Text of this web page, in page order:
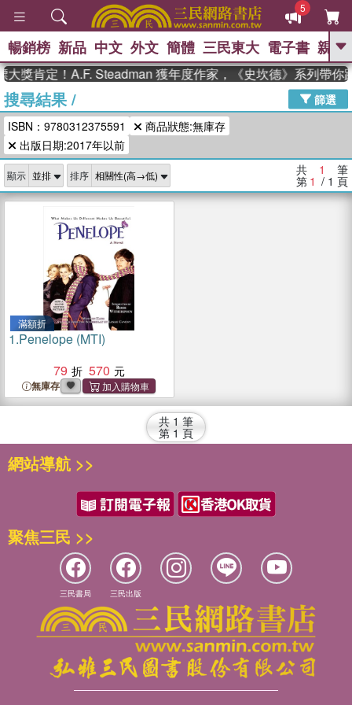
5
GO
高希均教授回憶錄
、 The Odyssey 、 父親節 、 花開錦
繡 、 暑期推薦
、 偉大的迷走神經 、 如果歷史是一
群喵
暢銷榜 新品 中文 外文 簡體 三民東大 電子書 親子
獎肯定！A.F. Steadman 獲年度作家，《史坎德》系列帶你
搜尋結果/
篩選
ISBN：9780312375591
商品狀態:無庫存
出版日期:2017年以前
顯示 排序 共 1 筆
第 1 / 1 頁
滿額折
1.Penelope (MTI)
79
570
無庫存
共 1 筆
第 1 頁
網站導航 >>
聚焦三民 >>
三民書局 三民出版